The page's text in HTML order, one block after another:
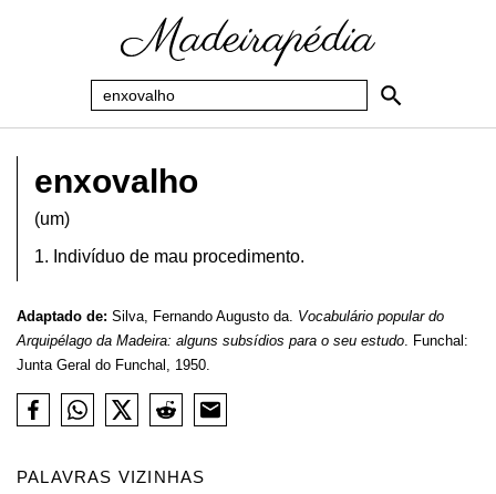
enxovalho
(um)
1. Indivíduo de mau procedimento.
Adaptado de: Silva, Fernando Augusto da. Vocabulário popular do
Arquipélago da Madeira: alguns subsídios para o seu estudo. Funchal:
Junta Geral do Funchal, 1950.
PALAVRAS VIZINHAS